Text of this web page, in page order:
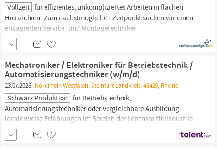
Vollzeit für effizientes, unkompliziertes Arbeiten in flachen
Hierarchien. Zum nächstmöglichen Zeitpunkt suchen wir einen
engagierten Service- und Montagetechniker
Automatisierungstechniker
übernehmen die Inbetriebnahme unserer Sonderanlagen im
Hause sowie bei Kunden im In- und Ausland. Sie schulen unsere
Kunden und unsere...
Mechatroniker / Elektroniker für Betriebstechnik /
Automatisierungstechniker (w/m/d)
23.07.2026 Nordrhein Westfalen, Steinfurt Landkreis, 48429, Rheine
Schwarz Produktion für Betriebstechnik,
Automatisierungstechnikeroder vergleichbare Ausbildung
idealerweise Erfahrungen im Bereich der Lebensmittelindustrie,
Verpackungsmaschinen, Robotertechnik, Visualisierung sowie
Siemens S7 MES SAP Handeln und Arbeiten unter den